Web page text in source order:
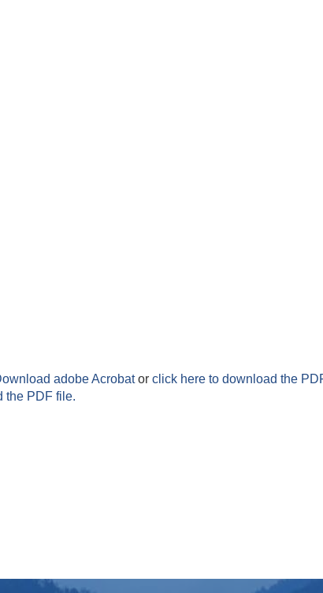
adobe Acrobator click here to download the
the PDF file.